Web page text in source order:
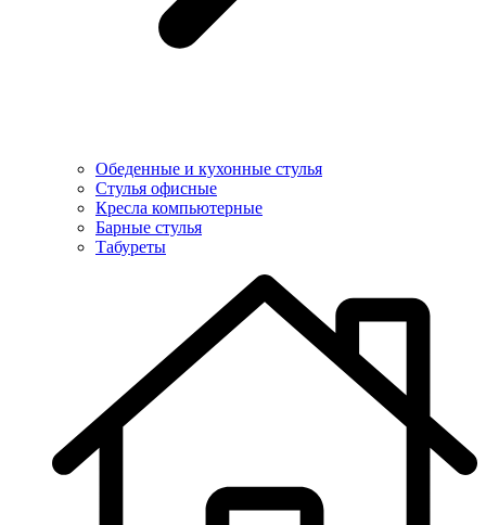
Обеденные и кухонные стулья
Стулья офисные
Кресла компьютерные
Барные стулья
Табуреты